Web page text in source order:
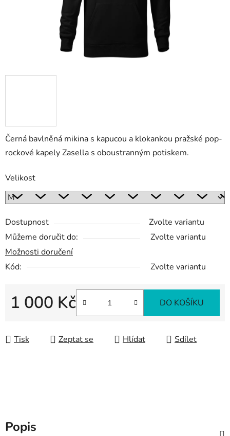
Černá bavlněná mikina s kapucou a klokankou pražské pop-
rockové kapely Zasella s oboustranným potiskem.
Velikost
Dostupnost
Zvolte variantu
Můžeme doručit do:
Zvolte variantu
Možnosti doručení
Kód:
Zvolte variantu
1 000 Kč DO KOŠÍKU
Tisk Zeptat se Hlídat Sdílet
Popis